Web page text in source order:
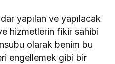
yapılan ve yapılacak
hizmetlerin fikir sahibi
olarak benim bu
engellemek gibi bir